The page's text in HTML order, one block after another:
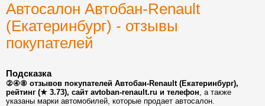
Автосалон Автобан-Renault
(Екатеринбург) - отзывы
покупателей
Подсказка
②④⑧ отзывов покупателей Автобан-Renault (Екатеринбург),
рейтинг (★ 3.73), сайт avtoban-renault.ru и телефон, а также
указаны марки автомобилей, которые продает автосалон.